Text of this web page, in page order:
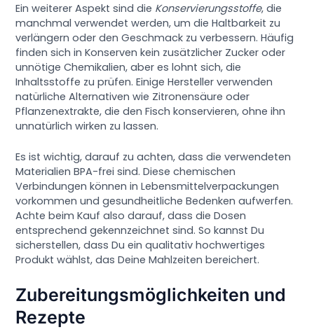
Ein weiterer Aspekt sind die Konservierungsstoffe, die
manchmal verwendet werden, um die Haltbarkeit zu
verlängern oder den Geschmack zu verbessern. Häufig
finden sich in Konserven kein zusätzlicher Zucker oder
unnötige Chemikalien, aber es lohnt sich, die
Inhaltsstoffe zu prüfen. Einige Hersteller verwenden
natürliche Alternativen wie Zitronensäure oder
Pflanzenextrakte, die den Fisch konservieren, ohne ihn
unnatürlich wirken zu lassen.
Es ist wichtig, darauf zu achten, dass die verwendeten
Materialien BPA-frei sind. Diese chemischen
Verbindungen können in Lebensmittelverpackungen
vorkommen und gesundheitliche Bedenken aufwerfen.
Achte beim Kauf also darauf, dass die Dosen
entsprechend gekennzeichnet sind. So kannst Du
sicherstellen, dass Du ein qualitativ hochwertiges
Produkt wählst, das Deine Mahlzeiten bereichert.
Zubereitungsmöglichkeiten und
Rezepte